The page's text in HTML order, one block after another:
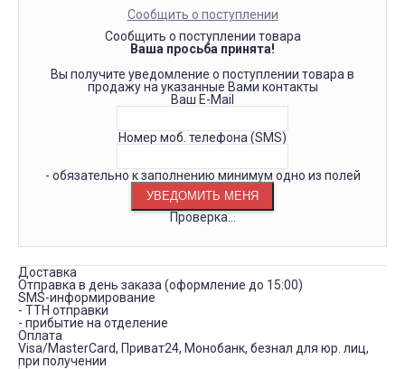
Сообщить о поступлении
Сообщить о поступлении товара
Ваша просьба принята!
Вы получите уведомление о поступлении товара в
продажу на указанные Вами контакты
Ваш E-Mail
Номер моб. телефона (SMS)
- обязательно к заполнению минимум одно из полей
Проверка...
Доставка
Отправка в день заказа (оформление до 15:00)
SMS-информирование
- ТТН отправки
- прибытие на отделение
Оплата
Visa/MasterCard, Приват24, Монобанк, безнал для юр. лиц,
при получении